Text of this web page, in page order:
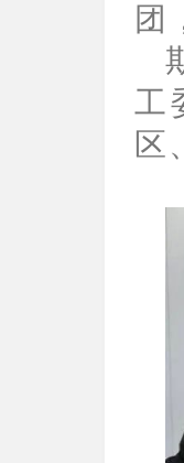
团
工
区